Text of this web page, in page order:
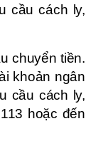
cầu cách ly,
chuyển tiền.
khoản ngân
cầu cách ly,
hoặc đến